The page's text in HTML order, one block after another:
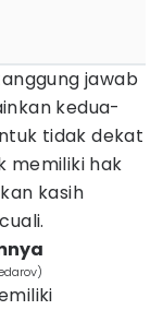
jawab
kedua-
tidak dekat
memiliki hak
kasih